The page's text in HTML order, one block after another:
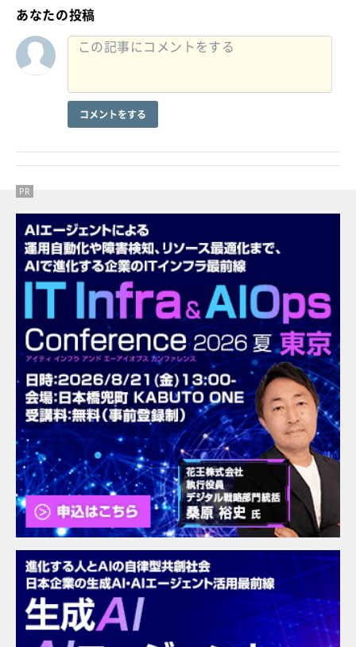
あなたの投稿
コメントをする
PR
PR
PR